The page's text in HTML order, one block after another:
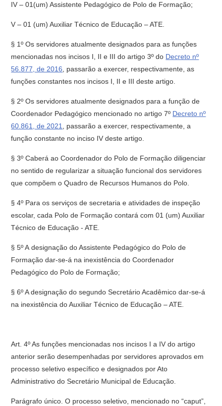
IV – 01(um) Assistente Pedagógico de Polo de Formação;
V – 01 (um) Auxiliar Técnico de Educação – ATE.
§ 1º Os servidores atualmente designados para as funções
mencionadas nos incisos I, II e III do artigo 3º do Decreto nº
56.877, de 2016 , passarão a exercer, respectivamente, as
funções constantes nos incisos I, II e III deste artigo.
§ 2º Os servidores atualmente designados para a função de
Coordenador Pedagógico mencionado no artigo 7º Decreto nº
60.861, de 2021
, passarão a exercer, respectivamente, a
função constante no inciso IV deste artigo.
§ 3º Caberá ao Coordenador do Polo de Formação diligenciar
no sentido de regularizar a situação funcional dos servidores
que compõem o Quadro de Recursos Humanos do Polo.
§ 4º Para os serviços de secretaria e atividades de inspeção
escolar, cada Polo de Formação contará com 01 (um) Auxiliar
Técnico de Educação - ATE.
§ 5º A designação do Assistente Pedagógico do Polo de
Formação dar-se-á na inexistência do Coordenador
Pedagógico do Polo de Formação;
§ 6º A designação do segundo Secretário Acadêmico dar-se-á
na inexistência do Auxiliar Técnico de Educação – ATE.
Art. 4º As funções mencionadas nos incisos I a IV do artigo
anterior serão desempenhadas por servidores aprovados em
processo seletivo específico e designados por Ato
Administrativo do Secretário Municipal de Educação.
Parágrafo único. O processo seletivo, mencionado no “caput”,